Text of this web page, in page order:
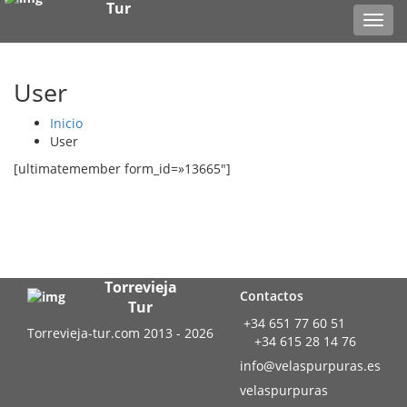
Tur
User
Inicio
User
[ultimatemember form_id=»13665″]
Torrevieja
Tur
Torrevieja-tur.com 2013 - 2026
Contactos
+34 651 77 60 51
+34 615 28 14 76
info@velaspurpuras.es
velaspurpuras